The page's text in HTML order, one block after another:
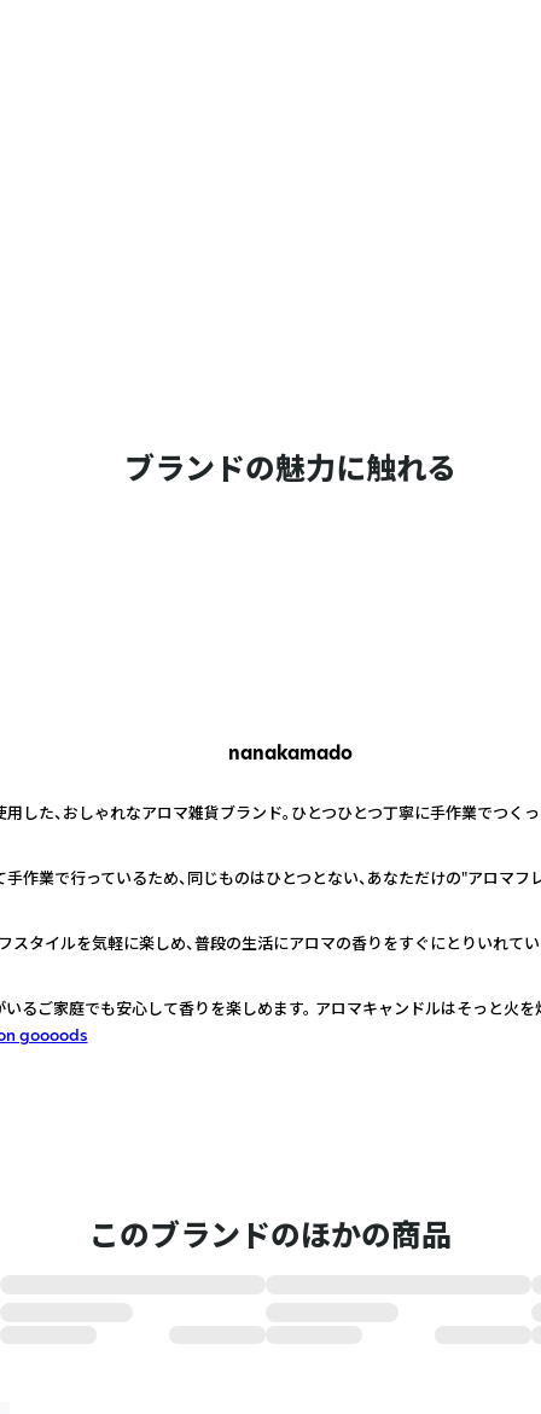
ブランドの魅力に触れる
nanakamado
した、おしゃれなアロマ雑貨ブランド。ひとつひとつ丁寧に手作業でつく
作業で行っているため、同じものはひとつとない、あなただけの"アロマフ
タイルを気軽に楽しめ、普段の生活にアロマの香りをすぐにとりいれてい
るご家庭でも安心して香りを楽しめます。 アロマキャンドルはそっと火
goooods
このブランドのほかの商品